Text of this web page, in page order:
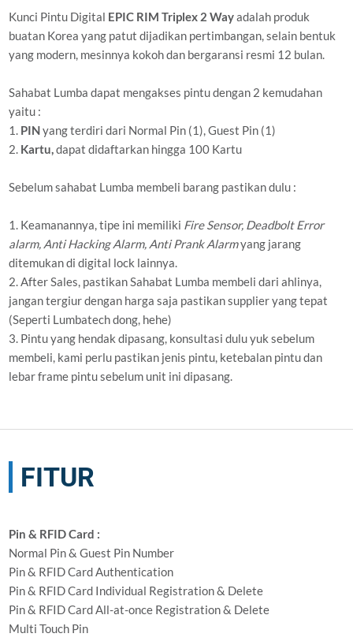
Kunci Pintu Digital EPIC RIM Triplex 2 Wayadalah produk
buatan Korea yang patut dijadikan pertimbangan, selain bentuk
yang modern, mesinnya kokoh dan bergaransi resmi 12 bulan.
Sahabat Lumba dapat mengakses pintu dengan 2 kemudahan
yaitu :
1. PINyang terdiri dari Normal Pin (1), Guest Pin (1)
2. Kartu,dapat didaftarkan hingga 100 Kartu
Sebelum sahabat Lumba membeli barang pastikan dulu :
1. Keamanannya, tipe ini memiliki Fire Sensor, Deadbolt Error
alarm, Anti Hacking Alarm, Anti Prank Alarmyang jarang
ditemukan di digital lock lainnya.
2. After Sales, pastikan Sahabat Lumba membeli dari ahlinya,
jangan tergiur dengan harga saja pastikan supplier yang tepat
(Seperti Lumbatech dong, hehe)
3. Pintu yang hendak dipasang, konsultasi dulu yuk sebelum
membeli, kami perlu pastikan jenis pintu, ketebalan pintu dan
lebar frame pintu sebelum unit ini dipasang.
FITUR
Pin & RFID Card :
Normal Pin & Guest Pin Number
Pin & RFID Card Authentication
Pin & RFID Card Individual Registration & Delete
Pin & RFID Card All-at-once Registration & Delete
Multi Touch Pin